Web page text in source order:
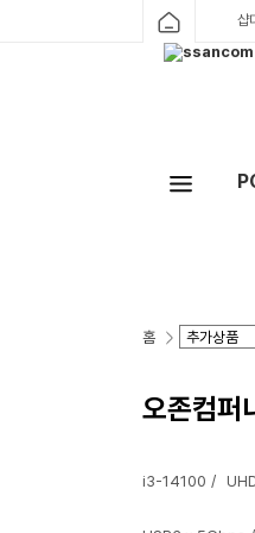
샵
홈
오존컴
i3-14100